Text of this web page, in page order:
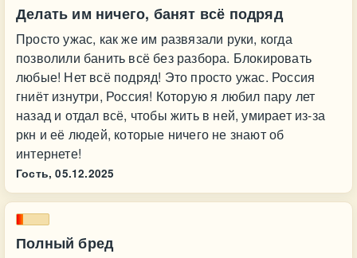
Делать им ничего, банят всё подряд
Просто ужас, как же им развязали руки, когда
позволили банить всё без разбора. Блокировать
любые! Нет всё подряд! Это просто ужас. Россия
гниёт изнутри, Россия! Которую я любил пару лет
назад и отдал всё, чтобы жить в ней, умирает из-за
ркн и её людей, которые ничего не знают об
интернете!
Гость, 05.12.2025
Полный бред